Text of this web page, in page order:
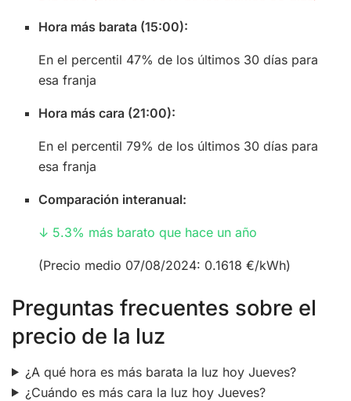
Hora más barata (15:00):
En el percentil 47% de los últimos 30 días para
esa franja
Hora más cara (21:00):
En el percentil 79% de los últimos 30 días para
esa franja
Comparación interanual:
↓ 5.3% más barato que hace un año
(Precio medio 07/08/2024: 0.1618 €/kWh)
Preguntas frecuentes sobre el
precio de la luz
¿A qué hora es más barata la luz hoy Jueves?
¿Cuándo es más cara la luz hoy Jueves?